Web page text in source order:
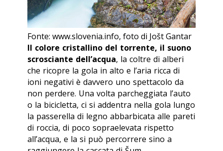
Fonte: www.slovenia.info, foto di Jošt Gantar
Il colore cristallino del torrente, il suono
scrosciante dell’acqua, la coltre di alberi
che ricopre la gola in alto e l’aria ricca di
ioni negativi è davvero uno spettacolo da
non perdere. Una volta parcheggiata l’auto
o la bicicletta, ci si addentra nella gola lungo
la passerella di legno abbarbicata alle pareti
di roccia, di poco sopraelevata rispetto
all’acqua, e la si può percorrere sino a